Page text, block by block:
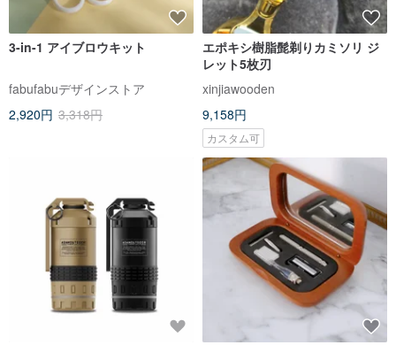
3-in-1 アイブロウキット
fabufabuデザインストア
2,920円 3,318円
エポキシ樹脂髭剃りカミソリ ジ
レット5枚刃
xinjiawooden
9,158円
カスタム可